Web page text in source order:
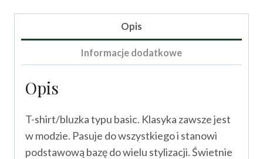
I
Opis
Informacje dodatkowe
Opis
T-shirt/bluzka typu basic. Klasyka zawsze jest
w modzie. Pasuje do wszystkiego i stanowi
podstawową bazę do wielu stylizacji. Świetnie